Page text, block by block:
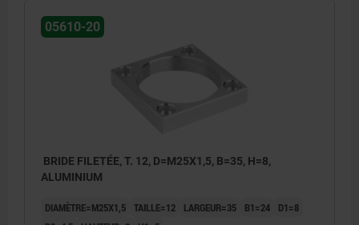
05610-20
BRIDE FILETÉE, T. 12, D=M25X1,5, B=35, H=8,
ALUMINIUM
DIAMÈTRE=M25X1,5 TAILLE=12 LARGEUR=35 B1=24
D1=8